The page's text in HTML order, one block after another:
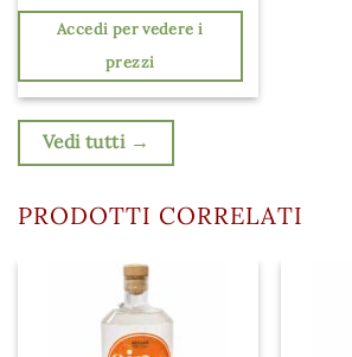
Accedi per vedere i
prezzi
Vedi tutti →
PRODOTTI CORRELATI